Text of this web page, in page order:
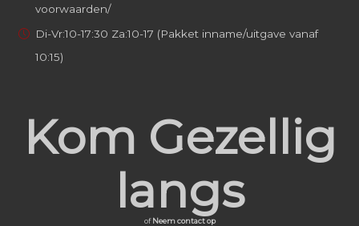
voorwaarden/
Di-Vr:10-17:30 Za:10-17 (Pakket inname/uitgave vanaf
10:15)
Kom Gezellig
langs
ofNeem contact op